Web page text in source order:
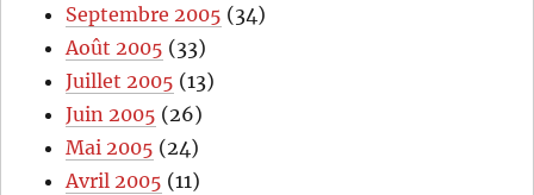
Septembre 2005 (34)
Août 2005 (33)
Juillet 2005 (13)
Juin 2005 (26)
Mai 2005 (24)
Avril 2005 (11)